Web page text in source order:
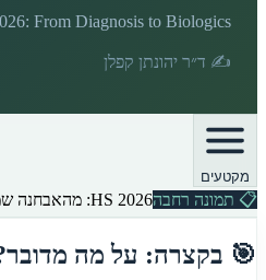
From Diagnosis to Biologics
✍️ ד״ר יהונתן קפלן
מקטעים
📋 תמונה רחבהHS 2026: מהאבחנה שמאחרת לביולוגי שמשנה חיים
🎯 בקצרה: על מה